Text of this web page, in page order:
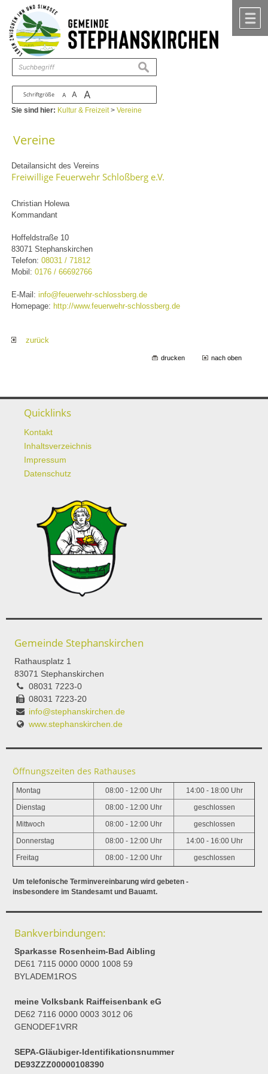
Zum Inhalt ,zur Navigation
Schriftgröße A A A
suchen
Sie sind hier: Kultur & Freizeit>Vereine
Vereine
Detailansicht des Vereins
Freiwillige Feuerwehr Schloßberg e.V.
Christian Holewa
Kommandant
Hoffeldstraße 10
83071 Stephanskirchen
Telefon:08031 / 71812
Mobil:0176 / 66692766
E-Mail:info@feuerwehr-schlossberg.de
Homepage: http://www.feuerwehr-schlossberg.de
zurück
drucken nach oben
Quicklinks
Kontakt
Inhaltsverzeichnis
Impressum
Datenschutz
Gemeinde Stephanskirchen
Rathausplatz 1
83071 Stephanskirchen
08031 7223-0
08031 7223-20
info@stephanskirchen.de
www.stephanskirchen.de
Öffnungszeiten des Rathauses
Montag 08:00 - 12:00 Uhr 14:00 - 18:00 Uhr
Dienstag 08:00 - 12:00 Uhr geschlossen
Mittwoch 08:00 - 12:00 Uhr geschlossen
Donnerstag 08:00 - 12:00 Uhr 14:00 - 16:00 Uhr
Freitag 08:00 - 12:00 Uhr geschlossen
Um telefonische Terminvereinbarung wird gebeten -
insbesondere im Standesamt und Bauamt.
Bankverbindungen:
Sparkasse Rosenheim-Bad Aibling
DE61 7115 0000 0000 1008 59
BYLADEM1ROS
meine Volksbank Raiffeisenbank eG
DE62 7116 0000 0003 3012 06
GENODEF1VRR
SEPA-Gläubiger-Identifikationsnummer
DE93ZZZ00000108390